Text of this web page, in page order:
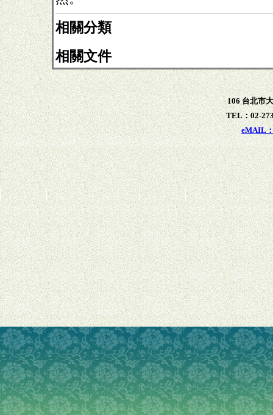
相關分類
相關文件
106 台北市
TEL：02-
eMAIL